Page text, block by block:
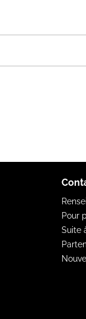
Pour
Suite